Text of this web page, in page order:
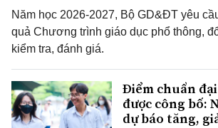
Năm học 2026-2027, Bộ GD&ĐT yêu
quả Chương trình giáo dục phổ thông,
kiểm tra, đánh giá.
Điểm chuẩn đại
được công bố:
dự báo tăng,